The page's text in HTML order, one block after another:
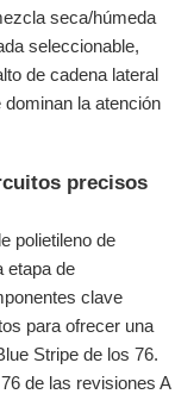
seca/húmeda
seleccionable,
de cadena lateral
la atención
precisos
polietileno de
etapa de
clave
para ofrecer una
Stripe de los 76.
de las revisiones A